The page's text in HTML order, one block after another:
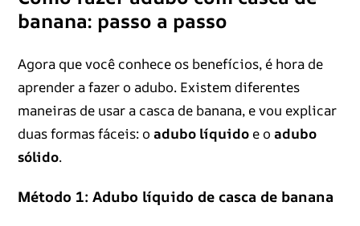
banana: passo a passo
Agora que você conhece os benefícios, é hora de
aprender a fazer o adubo. Existem diferentes
maneiras de usar a casca de banana, e vou explicar
duas formas fáceis: o adubo líquidoe o adubo
sólido.
Método 1: Adubo líquido de casca de banana